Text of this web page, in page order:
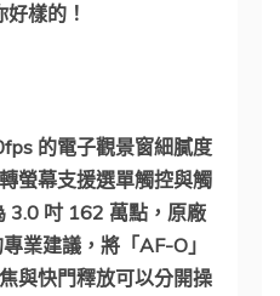
樣的！
的電子觀景窗細膩度
螢幕支援選單觸控與觸
3.0 吋 162 萬點，原廠
業建議，將「AF-O」
與快門釋放可以分開操